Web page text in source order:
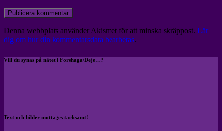
Denna webbplats använder Akismet för att minska skräppost. Lär
dig om hur din kommentarsdata bearbetas.
Vill du synas på nätet i Forshaga/Deje…?
Text och bilder mottages tacksamt!